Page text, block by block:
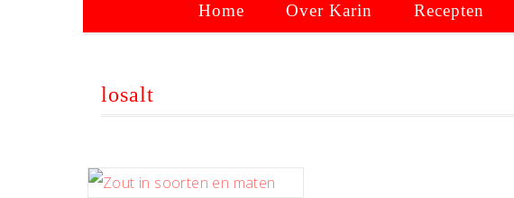
Home Over Karin Recepten
losalt